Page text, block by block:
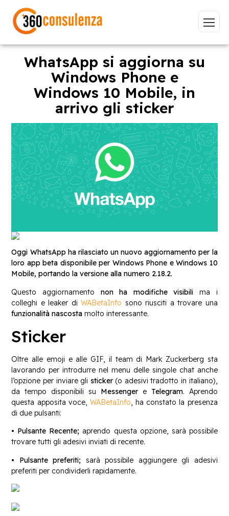
Vai
GDPR NIS2 Bandi ISO 27001
Sviluppo software BeeProd
Inizia a digitare per visualizzare le pagine consigliate.
WhatsApp si aggiorna su
Windows Phone e
Windows 10 Mobile, in
arrivo gli sticker
Oggi WhatsApp ha rilasciato un nuovo aggiornamento per la
loro app beta disponibile per Windows Phone e Windows 10
Mobile, portando la versione alla numero 2.18.2.
Questo aggiornamento non ha modifiche visibili ma i
colleghi e leaker diWABetaInfo sono riusciti a trovare una
funzionalità nascosta molto interessante.
Sticker
Oltre alle emoji e alle GIF, il team di Mark Zuckerberg sta
lavorando per introdurre nel menu delle singole chat anche
l’opzione per inviare gli sticker(o adesivi tradotto in italiano),
da tempo disponibili su Messengere Telegram. Aprendo
questa apposita voce, WABetaInfo, ha constato la presenza
di due pulsanti:
• Pulsante Recente; aprendo questa opzione, sarà possibile
trovare tutti gli adesivi inviati di recente.
• Pulsante preferiti; sarà possibile aggiungere gli adesivi
preferiti per condividerli rapidamente.